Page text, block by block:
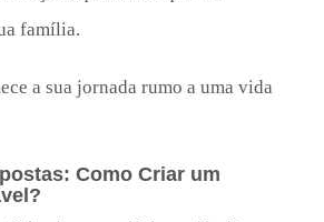
família.
a sua jornada rumo a uma vida
Como Criar um